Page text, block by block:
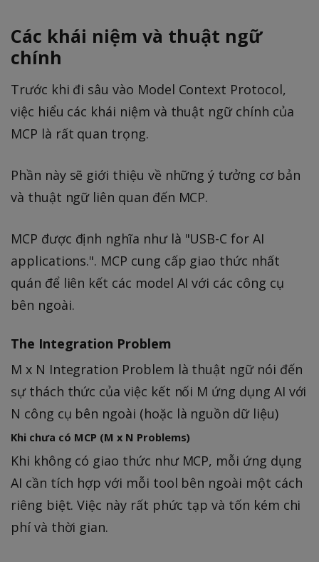
Các khái niệm và thuật ngữ
chính
Trước khi đi sâu vào Model Context Protocol,
việc hiểu các khái niệm và thuật ngữ chính của
MCP là rất quan trọng.
Phần này sẽ giới thiệu về những ý tưởng cơ bản
và thuật ngữ liên quan đến MCP.
MCP được định nghĩa như là "USB-C for AI
applications.". MCP cung cấp giao thức nhất
quán để liên kết các model AI với các công cụ
bên ngoài.
The Integration Problem
M x N Integration Problem là thuật ngữ nói đến
sự thách thức của việc kết nối M ứng dụng AI với
N công cụ bên ngoài (hoặc là nguồn dữ liệu)
Khi chưa có MCP (M x N Problems)
Khi không có giao thức như MCP, mỗi ứng dụng
AI cần tích hợp với mỗi tool bên ngoài một cách
riêng biệt. Việc này rất phức tạp và tốn kém chi
phí và thời gian.